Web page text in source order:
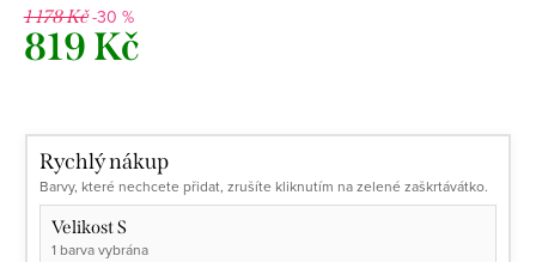
1 178 Kč-30 %
819 Kč
Rychlý nákup
Barvy, které nechcete přidat, zrušíte kliknutím na zelené zaškrtávátko.
Velikost S
1 barva vybrána